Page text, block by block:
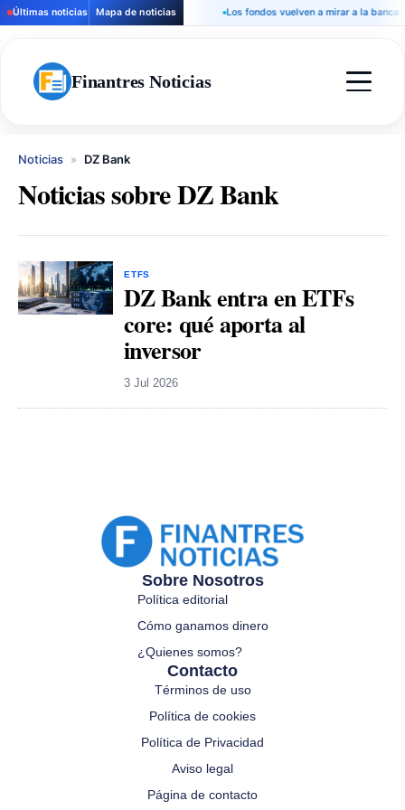
Últimas noticias Mapa de noticias Los fondos vuelven a mirar a la
Finantres Noticias
Noticias » DZ Bank
Noticias sobre DZ Bank
ETFS
DZ Bank entra en ETFs
core: qué aporta al
inversor
3 Jul 2026
Sobre Nosotros
Política editorial
Cómo ganamos dinero
¿Quienes somos?
Contacto
Términos de uso
Política de cookies
Política de Privacidad
Aviso legal
Página de contacto